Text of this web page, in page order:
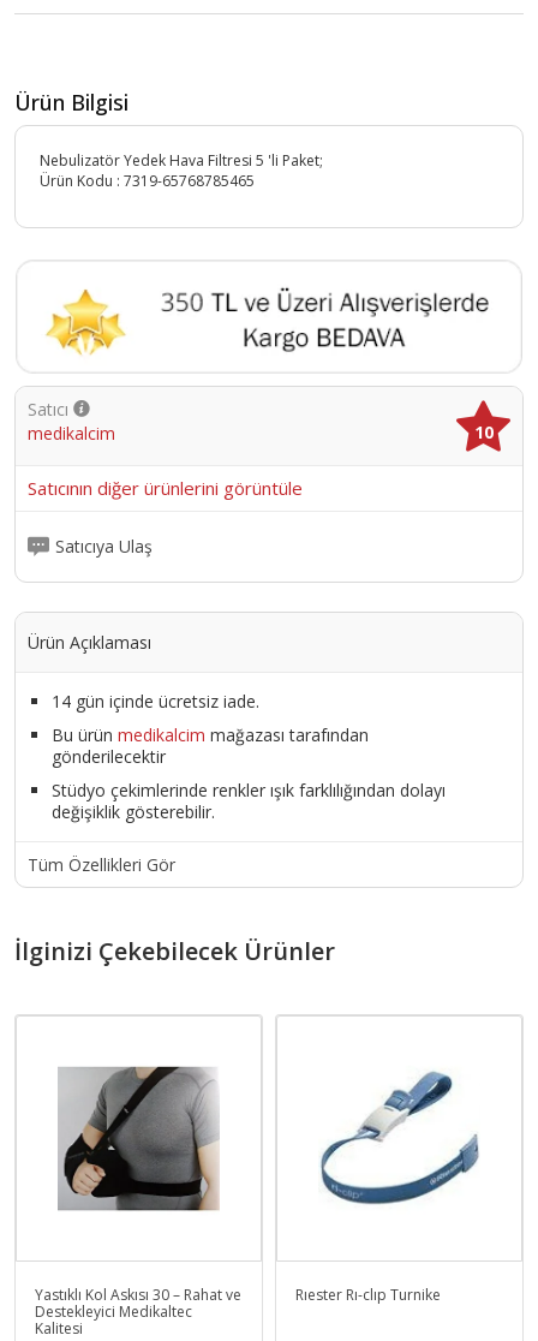
Ürün Bilgisi
Nebulizatör Yedek Hava Filtresi 5 'li Paket;
Ürün Kodu : 7319-65768785465
Satıcı
medikalcim
10
Satıcının diğer ürünlerini görüntüle
Satıcıya Ulaş
Ürün Açıklaması
14 gün içinde ücretsiz iade.
Bu ürün medikalcim mağazası tarafından
gönderilecektir
Stüdyo çekimlerinde renkler ışık farklılığından dolayı
değişiklik gösterebilir.
Tüm Özellikleri Gör
İlginizi Çekebilecek Ürünler
Yastıklı Kol Askısı 30 – Rahat ve
Destekleyici Medikaltec
Kalitesi
Rıester Rı-clıp Turnike